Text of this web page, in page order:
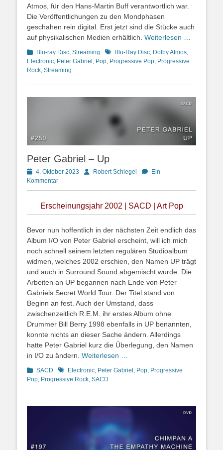
Atmos, für den Hans-Martin Buff verantwortlich war.
Die Veröffentlichungen zu den Mondphasen
geschahen rein digital. Erst jetzt sind die Stücke auch
auf physikalischen Medien erhältlich. Weiterlesen …
Kategorien
Blu-ray Disc Streaming Schlagworte
Blu-Ray Disc Dolby Atmos
Electronic Peter Gabriel Pop Progressive Pop Progressive
Rock Streaming
Peter Gabriel – Up
Posted
on
4. Oktober 2023 AutorRobert Schlegel
Ein
Kommentar
Erscheinungsjahr 2002 | SACD | Art Pop
Bevor nun hoffentlich in der nächsten Zeit endlich das
Album I/O von Peter Gabriel erscheint, will ich mich
noch schnell seinem letzten regulären Studioalbum
widmen, welches 2002 erschien, den Namen UP trägt
und auch in Surround Sound abgemischt wurde. Die
Arbeiten an UP begannen nach Ende von Peter
Gabriels Secret World Tour. Der Titel stand von
Beginn an fest. Auch der Umstand, dass
zwischenzeitlich R.E.M. ihr erstes Album ohne
Drummer Bill Berry 1998 ebenfalls in UP benannten,
konnte nichts an dieser Sache ändern. Allerdings
hatte Peter Gabriel kurz die Überlegung, den Namen
in I/O zu ändern. Weiterlesen …
Kategorien
SACD Schlagworte
Electronic Peter Gabriel Pop Progressive
Pop Progressive Rock SACD